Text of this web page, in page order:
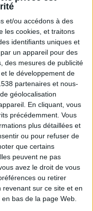
et/ou accédons à des
les cookies, et traitons
identifiants uniques et
un appareil pour des
des mesures de publicité
le développement de
partenaires et nous-
géolocalisation
En cliquant, vous
précédemment. Vous
plus détaillées et
ou pour refuser de
que certains
peuvent ne pas
avez le droit de vous
ou retirer
sur ce site et en
bas de la page Web.
perdre ?
Plus de
10 kilos
Voir tout
questions en live
avec
du